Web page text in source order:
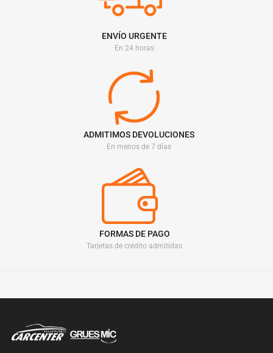
ENVÍO URGENTE
En 24 horas
ADMITIMOS DEVOLUCIONES
En menos de 7 días
FORMAS DE PAGO
Tarjetas de crédito admitidas